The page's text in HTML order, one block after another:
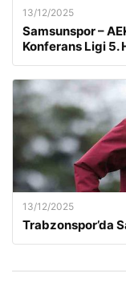
13/12/2025
Samsunspor –
Konferans Ligi 5.
13/12/2025
Trabzonspor’da